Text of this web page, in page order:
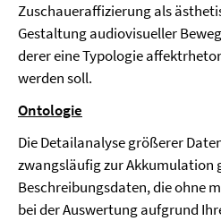
Zuschaueraffizierung als
Gestaltung audiovisueller
derer eine Typologie
werden soll.
Ontologie
Die Detailanalyse größerer
zwangsläufig zur Akkumulation
Beschreibungsdaten, die ohne
bei der Auswertung aufgrund